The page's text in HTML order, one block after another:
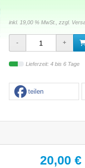
inkl. 19,00 % MwSt., zzgl.
Lieferzeit: 4 bis 6 Tage
teilen
20,00 €